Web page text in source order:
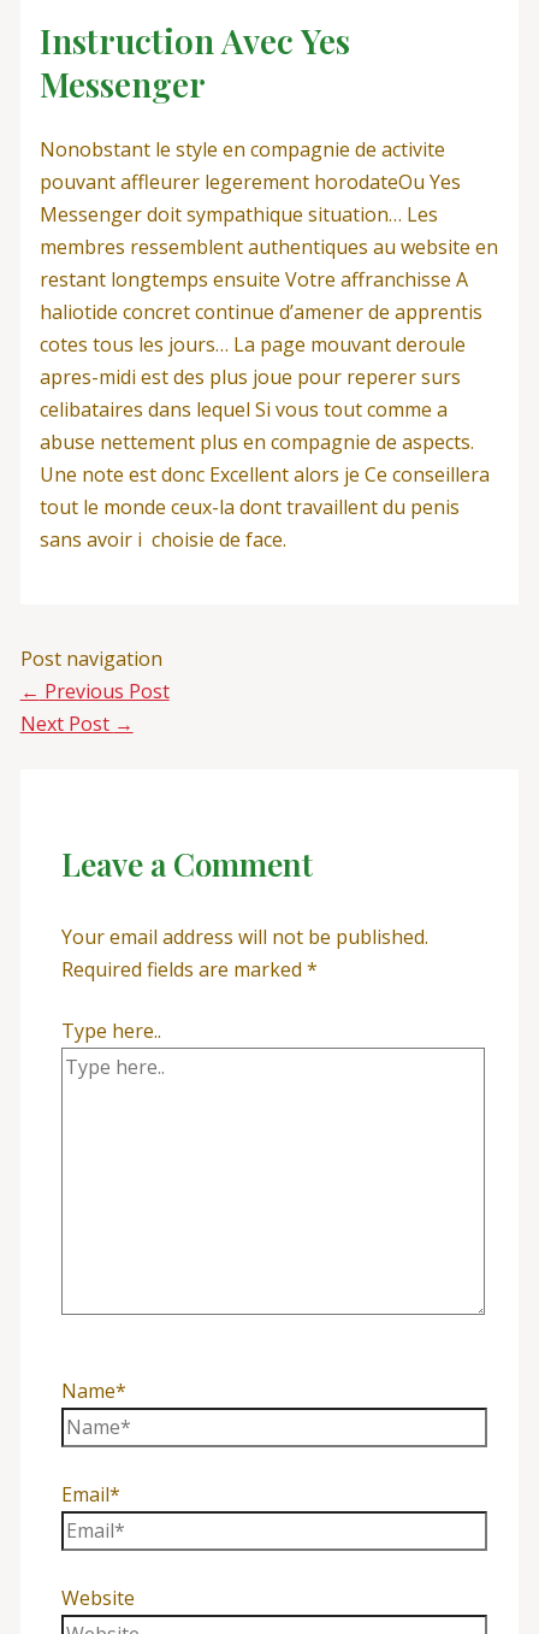
Instruction Avec Yes
Messenger
Nonobstant le style en compagnie de activite
pouvant affleurer legerement horodateOu Yes
Messenger doit sympathique situation… Les
membres ressemblent authentiques au website en
restant longtemps ensuite Votre affranchisse A
haliotide concret continue d’amener de apprentis
cotes tous les jours… La page mouvant deroule
apres-midi est des plus joue pour reperer surs
celibataires dans lequel Si vous tout comme a
abuse nettement plus en compagnie de aspects.
Une note est donc Excellent alors je Ce conseillera
tout le monde ceux-la dont travaillent du penis
sans avoir i choisie de face.
Post navigation
← Previous Post
Next Post →
Leave a Comment
Your email address will not be published.
Required fields are marked *
Type here..
Name*
Email*
Website